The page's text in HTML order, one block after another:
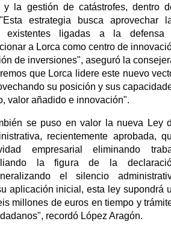
y la gestión de catástrofes, dentro
estrategia busca aprovechar
existentes ligadas a la defensa
a Lorca como centro de
de inversiones", aseguró la
que Lorca lidere este nuevo
su posición y sus
valor añadido e innovación".
se puso en valor la nueva Ley
recientemente aprobada,
empresarial eliminando
la figura de la
el silencio
aplicación inicial, esta ley supondrá
millones de euros en tiempo y
recordó López Aragón.